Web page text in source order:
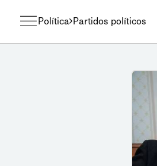
Política Partidos políticos